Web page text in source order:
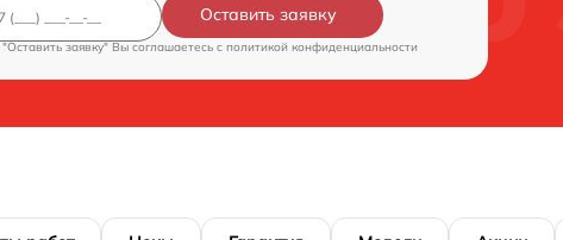
Оставить заявку
заявку" Вы соглашаетесь c политикой конфиденциальности